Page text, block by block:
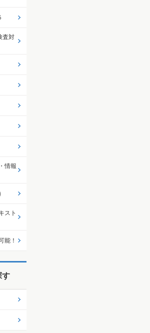
査対
情報
スト
能！
す